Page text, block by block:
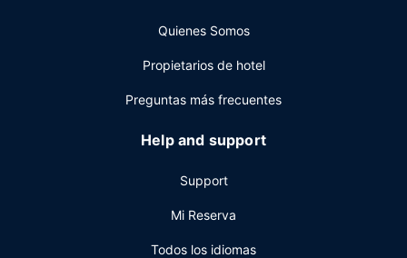
Tendrás un centro de negocios abierto las 24 horas,
¿Estás organizando un evento en Detroit? En este hotel
tienes a tu disposición 3 metros cuadrados de espacio con
zona para conferencias y salas de reuniones.
Quienes Somos
Propietarios de hotel
Preguntas más frecuentes
Help and support
Support
Mi Reserva
Todos los idiomas